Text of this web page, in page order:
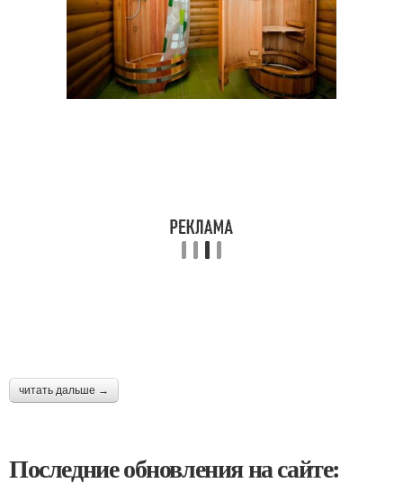
читать дальше →
Последние обновления на сайте: